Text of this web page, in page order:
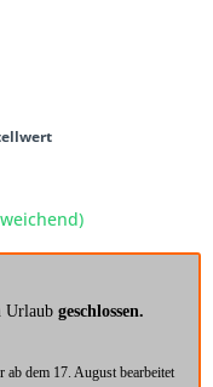
Urlaub geschlossen.
dem 17. August bearbeitet